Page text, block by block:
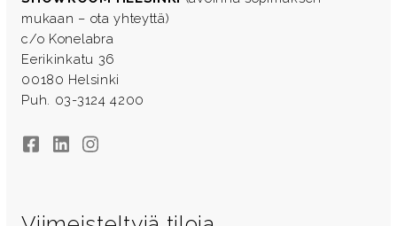
mukaan – ota yhteyttä)
c/o Konelabra
Eerikinkatu 36
00180 Helsinki
Puh. 03-3124 4200
FacebookLinkedInInstagram